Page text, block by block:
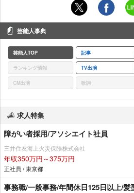
芸能人事典
芸能人TOP 記事
ランキング情報 TV出演
CM出演 歌詞
求人特集
障がい者採用/アソシエイト社員
三井住友海上火災保険株式会社
年収350万円～375万円
正社員 / 東京都
事務職/一般事務/年間休日125日以上/髪